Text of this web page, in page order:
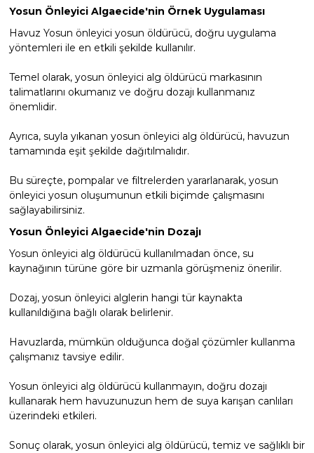
Yosun Önleyici Algaecide'nin Örnek Uygulaması
Havuz Yosun önleyici yosun öldürücü, doğru uygulama
yöntemleri ile en etkili şekilde kullanılır.
Temel olarak, yosun önleyici alg öldürücü markasının
talimatlarını okumanız ve doğru dozajı kullanmanız
önemlidir.
Ayrıca, suyla yıkanan yosun önleyici alg öldürücü, havuzun
tamamında eşit şekilde dağıtılmalıdır.
Bu süreçte, pompalar ve filtrelerden yararlanarak, yosun
önleyici yosun oluşumunun etkili biçimde çalışmasını
sağlayabilirsiniz.
Yosun Önleyici Algaecide'nin Dozajı
Yosun önleyici alg öldürücü kullanılmadan önce, su
kaynağının türüne göre bir uzmanla görüşmeniz önerilir.
Dozaj, yosun önleyici alglerin hangi tür kaynakta
kullanıldığına bağlı olarak belirlenir.
Havuzlarda, mümkün olduğunca doğal çözümler kullanma
çalışmanız tavsiye edilir.
Yosun önleyici alg öldürücü kullanmayın, doğru dozajı
kullanarak hem havuzunuzun hem de suya karışan canlıları
üzerindeki etkileri.
Sonuç olarak, yosun önleyici alg öldürücü, temiz ve sağlıklı bir